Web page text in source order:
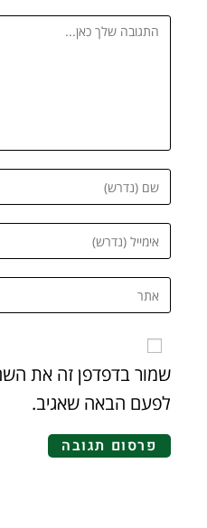
שמור בדפדפן זה את
לפעם הבאה שאגיב.